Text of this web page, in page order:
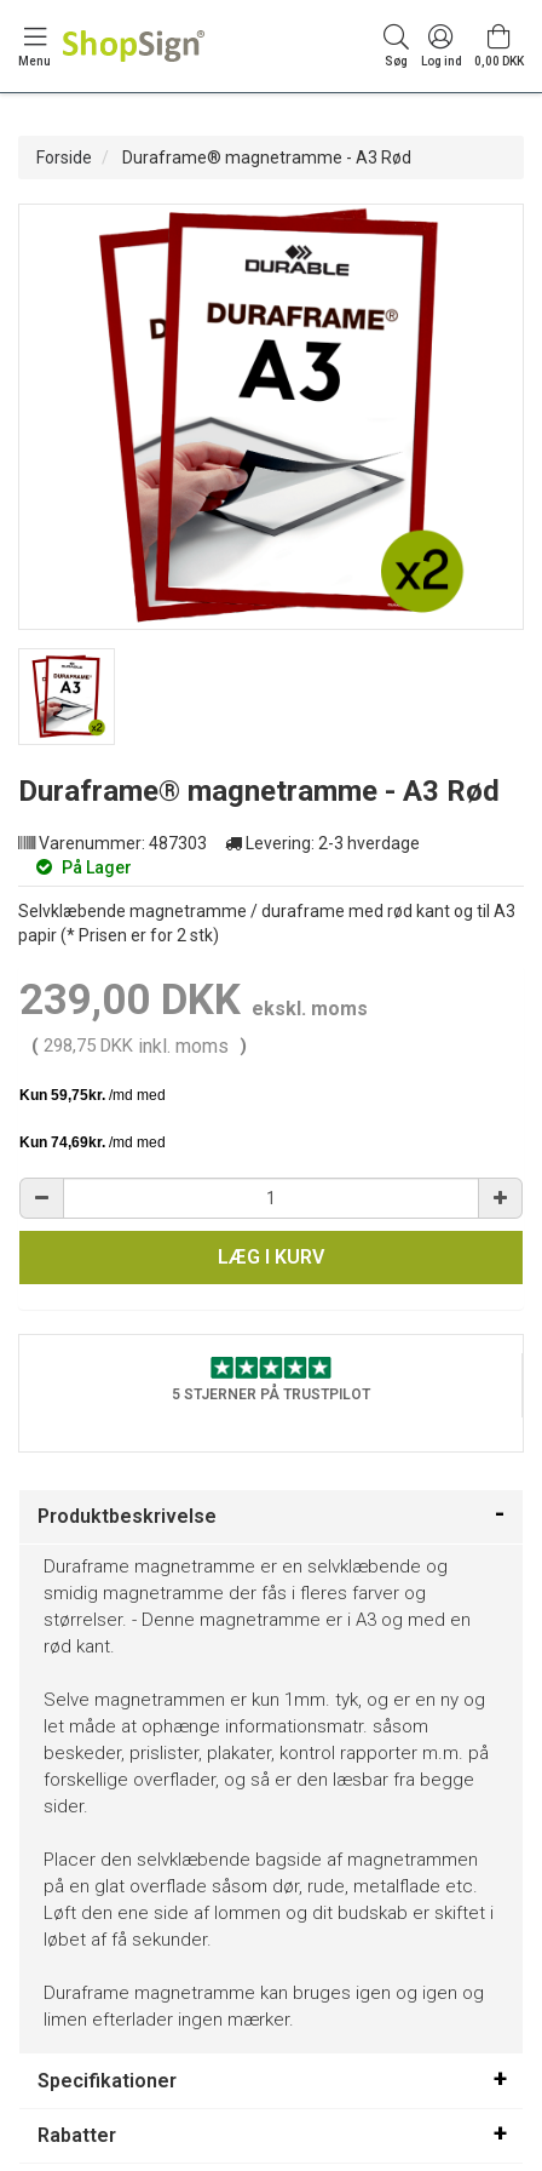
Menu Søg Log ind 0,00 DKK
Forside Duraframe® magnetramme - A3 Rød
Duraframe® magnetramme - A3 Rød
Varenummer: 487303 Levering: 2-3 hverdage
På Lager
Selvklæbende magnetramme / duraframe med rød kant og til A3
papir (* Prisen er for 2 stk)
239,00 DKK ekskl. moms
( 298,75 DKK inkl. moms )
LÆG I KURV
5 STJERNER PÅ TRUSTPILOT
Produktbeskrivelse
Duraframe magnetramme er en selvklæbende og
smidig magnetramme der fås i fleres farver og
størrelser. - Denne magnetramme er i A3 og med en
rød kant.
Selve magnetrammen er kun 1mm. tyk, og er en ny og
let måde at ophænge informationsmatr. såsom
beskeder, prislister, plakater, kontrol rapporter m.m. på
forskellige overflader, og så er den læsbar fra begge
sider.
Placer den selvklæbende bagside af magnetrammen
på en glat overflade såsom dør, rude, metalflade etc.
Løft den ene side af lommen og dit budskab er skiftet i
løbet af få sekunder.
Duraframe magnetramme kan bruges igen og igen og
limen efterlader ingen mærker.
Specifikationer
Rabatter